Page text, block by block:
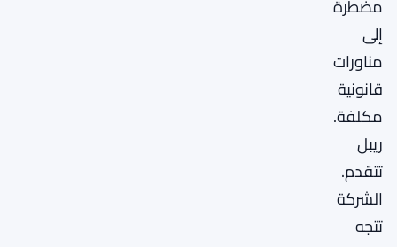
مضطرة
إلى
مناورات
قانونية
مكلفة.
ريبل
تتقدم.
الشركة
تتجه